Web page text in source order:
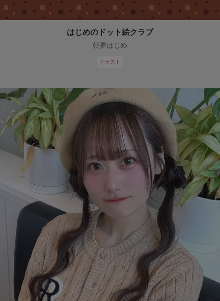
はじめのドット絵クラブ
朝夢はじめ
イラスト